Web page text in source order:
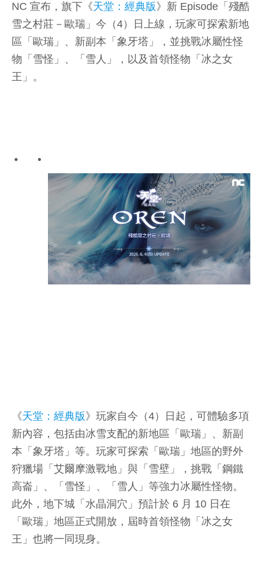
NC 宣布，旗下《天堂：經典版 》新 Episode「殘酷
雪之村莊－歐瑞」今（4）日上線，玩家可探索新地
區「歐瑞」、新副本「象牙塔」，並挑戰冰屬性怪
物「雪怪」、「雪人」，以及首領怪物「冰之女
王」。
《天堂：經典版》玩家自今（4）日起，可體驗多項
新內容，包括由冰雪支配的新地區「歐瑞」、新副
本「象牙塔」等。玩家可探索「歐瑞」地區的野外
狩獵場「艾爾摩激戰地」與「雪壁」，挑戰「鋼鐵
高崙」、「雪怪」、「雪人」等強力冰屬性怪物。
此外，地下城「水晶洞穴」預計於 6 月 10 日在
「歐瑞」地區正式開放，屆時首領怪物「冰之女
王」也將一同現身。